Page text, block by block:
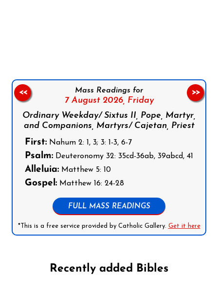
Mass Readings for
7 August 2026, Friday
Ordinary Weekday/ Sixtus II, Pope, Martyr,
and Companions, Martyrs/ Cajetan, Priest
First: Nahum 2: 1, 3; 3: 1-3, 6-7
Psalm: Deuteronomy 32: 35cd-36ab, 39abcd, 41
Alleluia: Matthew 5: 10
Gospel: Matthew 16: 24-28
FULL MASS READINGS
*This is a free service provided by Catholic Gallery. Get it here
<< >>
Recently added Bibles